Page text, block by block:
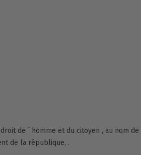
de ´ homme et du citoyen , au nom de
de la république, .